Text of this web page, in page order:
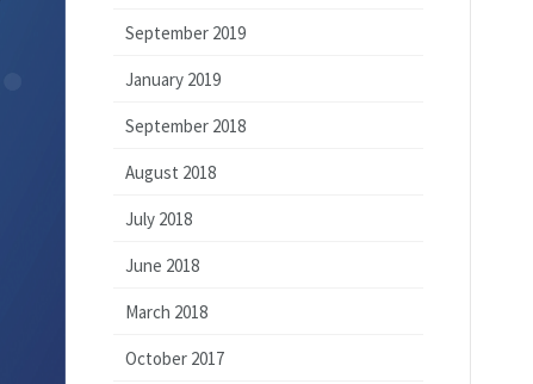
September 2019
January 2019
September 2018
August 2018
July 2018
June 2018
March 2018
October 2017